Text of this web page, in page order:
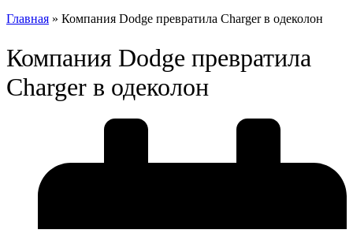
Главная » Компания Dodge превратила Charger в одеколон
Компания Dodge превратила
Charger в одеколон